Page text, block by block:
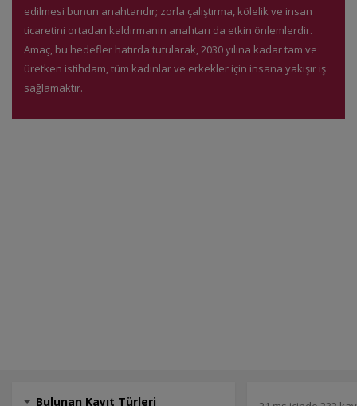
edilmesi bunun anahtarıdır; zorla çalıştırma, kölelik ve insan
ticaretini ortadan kaldırmanın anahtarı da etkin önlemlerdir.
Amaç, bu hedefler hatırda tutularak, 2030 yılına kadar tam ve
üretken istihdam, tüm kadınlar ve erkekler için insana yakışır iş
sağlamaktır.
Bulunan Kayıt Türleri